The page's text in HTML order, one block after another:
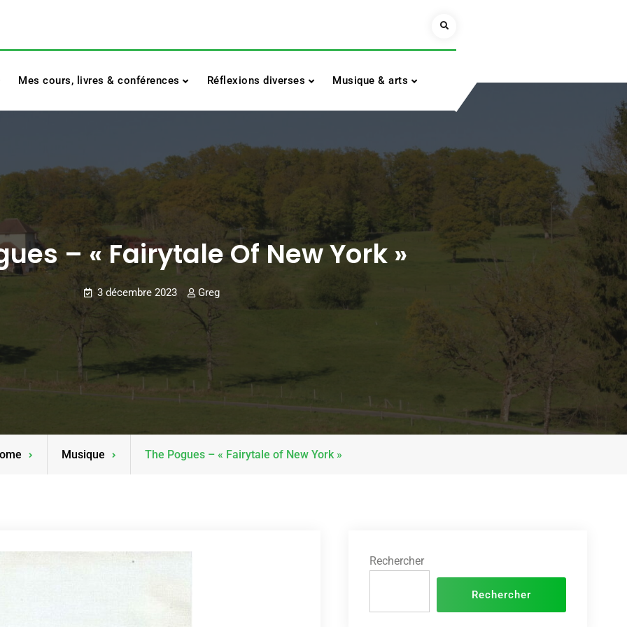
Search
Mes cours, livres & conférences Réflexions diverses Musique & arts
– « Fairytale Of New York »
3 décembre 2023 Greg
Musique The Pogues – « Fairytale of New York »
Rechercher
Rechercher